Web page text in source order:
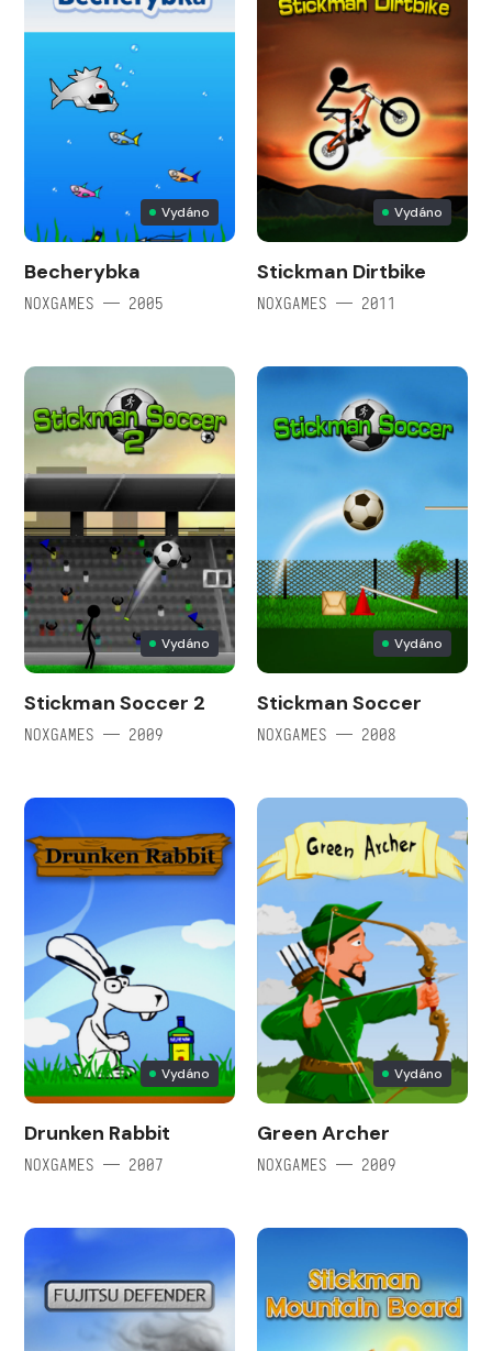
Vydáno
Becherybka
NOXGAMES — 2005
Vydáno
Stickman Dirtbike
NOXGAMES — 2011
Vydáno
Stickman Soccer 2
NOXGAMES — 2009
Vydáno
Stickman Soccer
NOXGAMES — 2008
Vydáno
Drunken Rabbit
NOXGAMES — 2007
Vydáno
Green Archer
NOXGAMES — 2009